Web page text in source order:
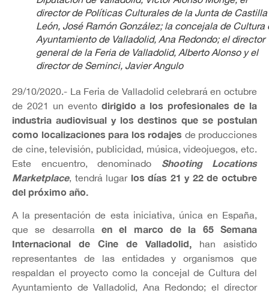
director de Políticas Culturales de la Junta de Castilla
León, José Ramón González; la concejala de Cultura
Ayuntamiento de Valladolid, Ana Redondo; el director
general de la Feria de Valladolid, Alberto Alonso y el
director de Seminci, Javier Angulo
29/10/2020.- La Feria de Valladolid celebrará en octubre
de 2021 un evento dirigido a los profesionales de la
industria audiovisual y los destinos que se postulan
como localizaciones para los rodajes de producciones
de cine, televisión, publicidad, música, videojuegos, etc.
Este encuentro, denominado Shooting Locations
Marketplace, tendrá lugarlos días 21 y 22 de octubre
del próximo año.
A la presentación de esta iniciativa, única en España,
que se desarrolla en el marco de la 65 Semana
Internacional de Cine de Valladolid, han asistido
representantes de las entidades y organismos que
respaldan el proyecto como la concejal de Cultura del
Ayuntamiento de Valladolid, Ana Redondo; el director